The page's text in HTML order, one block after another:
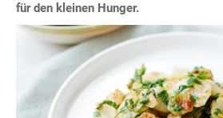
für den kleinen Hunger.